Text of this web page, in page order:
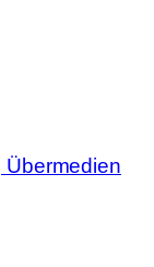
Übermedien